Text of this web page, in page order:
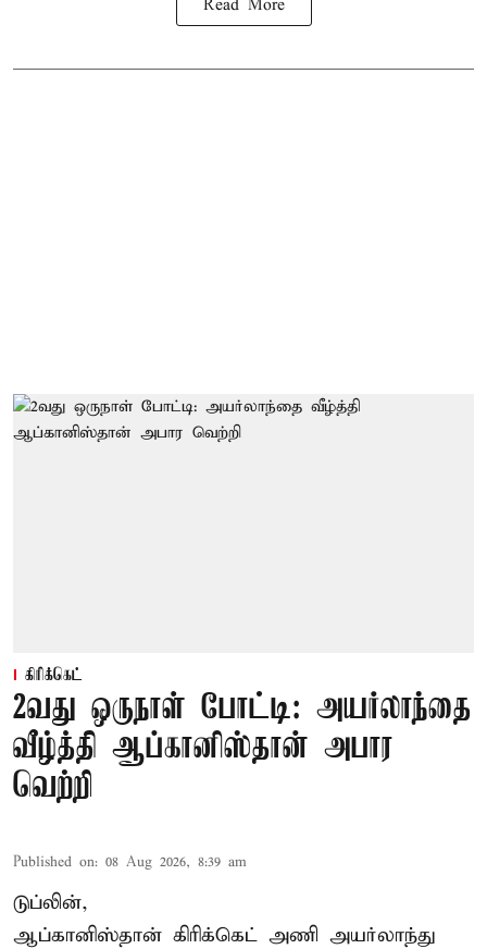
Read More
கிரிக்கெட்
2வது ஒருநாள் போட்டி: அயர்லாந்தை
வீழ்த்தி ஆப்கானிஸ்தான் அபார
வெற்றி
Published on: 08 Aug 2026, 8:39 am
டுப்லின்,
ஆப்கானிஸ்தான் கிரிக்கெட் அணி அயர்லாந்து